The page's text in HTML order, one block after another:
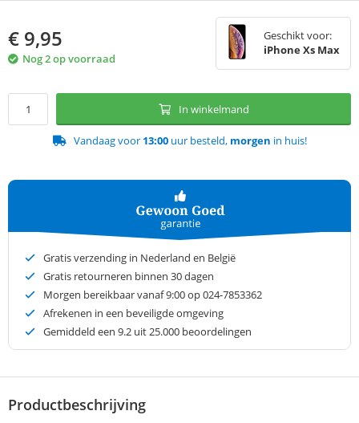
€ 9,95
Nog 2 op voorraad
Geschikt voor:
iPhone Xs Max
In winkelmand
Vandaag voor 13:00uur besteld, morgen in huis!
Gratis verzending in Nederland en België
Gratis retourneren binnen 30 dagen
Morgen bereikbaar vanaf 9:00 op 024-7853362
Afrekenen in een beveiligde omgeving
Gemiddeld een 9.2 uit 25.000 beoordelingen
Productbeschrijving